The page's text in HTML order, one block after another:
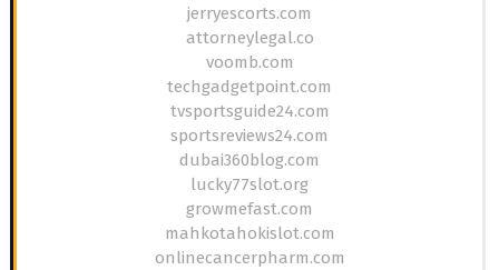
jerryescorts.com
attorneylegal.co
voomb.com
techgadgetpoint.com
tvsportsguide24.com
sportsreviews24.com
dubai360blog.com
lucky77slot.org
growmefast.com
mahkotahokislot.com
onlinecancerpharm.com